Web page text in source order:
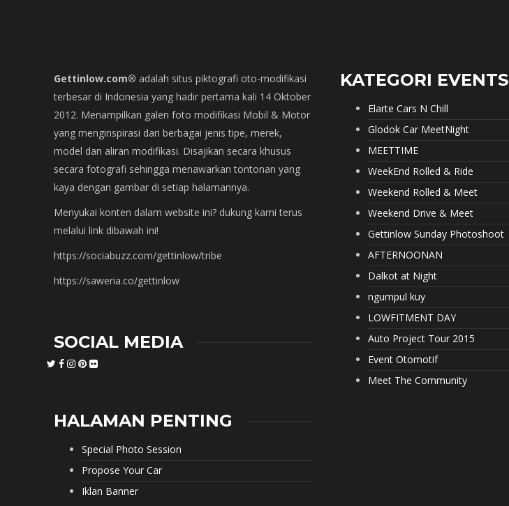
Gettinlow.com® adalah situs piktografi oto-modifikasi
terbesar di Indonesia yang hadir pertama kali 14 Oktober
2012. Menampilkan galeri foto modifikasi Mobil & Motor
yang menginspirasi dari berbagai jenis tipe, merek,
model dan aliran modifikasi. Disajikan secara khusus
secara fotografi sehingga menawarkan tontonan yang
kaya dengan gambar di setiap halamannya.
Menyukai konten dalam website ini? dukung kami terus
melalui link dibawah ini!
https://sociabuzz.com/gettinlow/tribe
https://saweria.co/gettinlow
SOCIAL MEDIA
HALAMAN PENTING
Special Photo Session
Propose Your Car
Iklan Banner
KATEGORI EVENTS
Elarte Cars N Chill
Glodok Car MeetNight
MEETTIME
WeekEnd Rolled & Ride
Weekend Rolled & Meet
Weekend Drive & Meet
Gettinlow Sunday Photoshoot
AFTERNOONAN
Dalkot at Night
ngumpul kuy
LOWFITMENT DAY
Auto Project Tour 2015
Event Otomotif
Meet The Community